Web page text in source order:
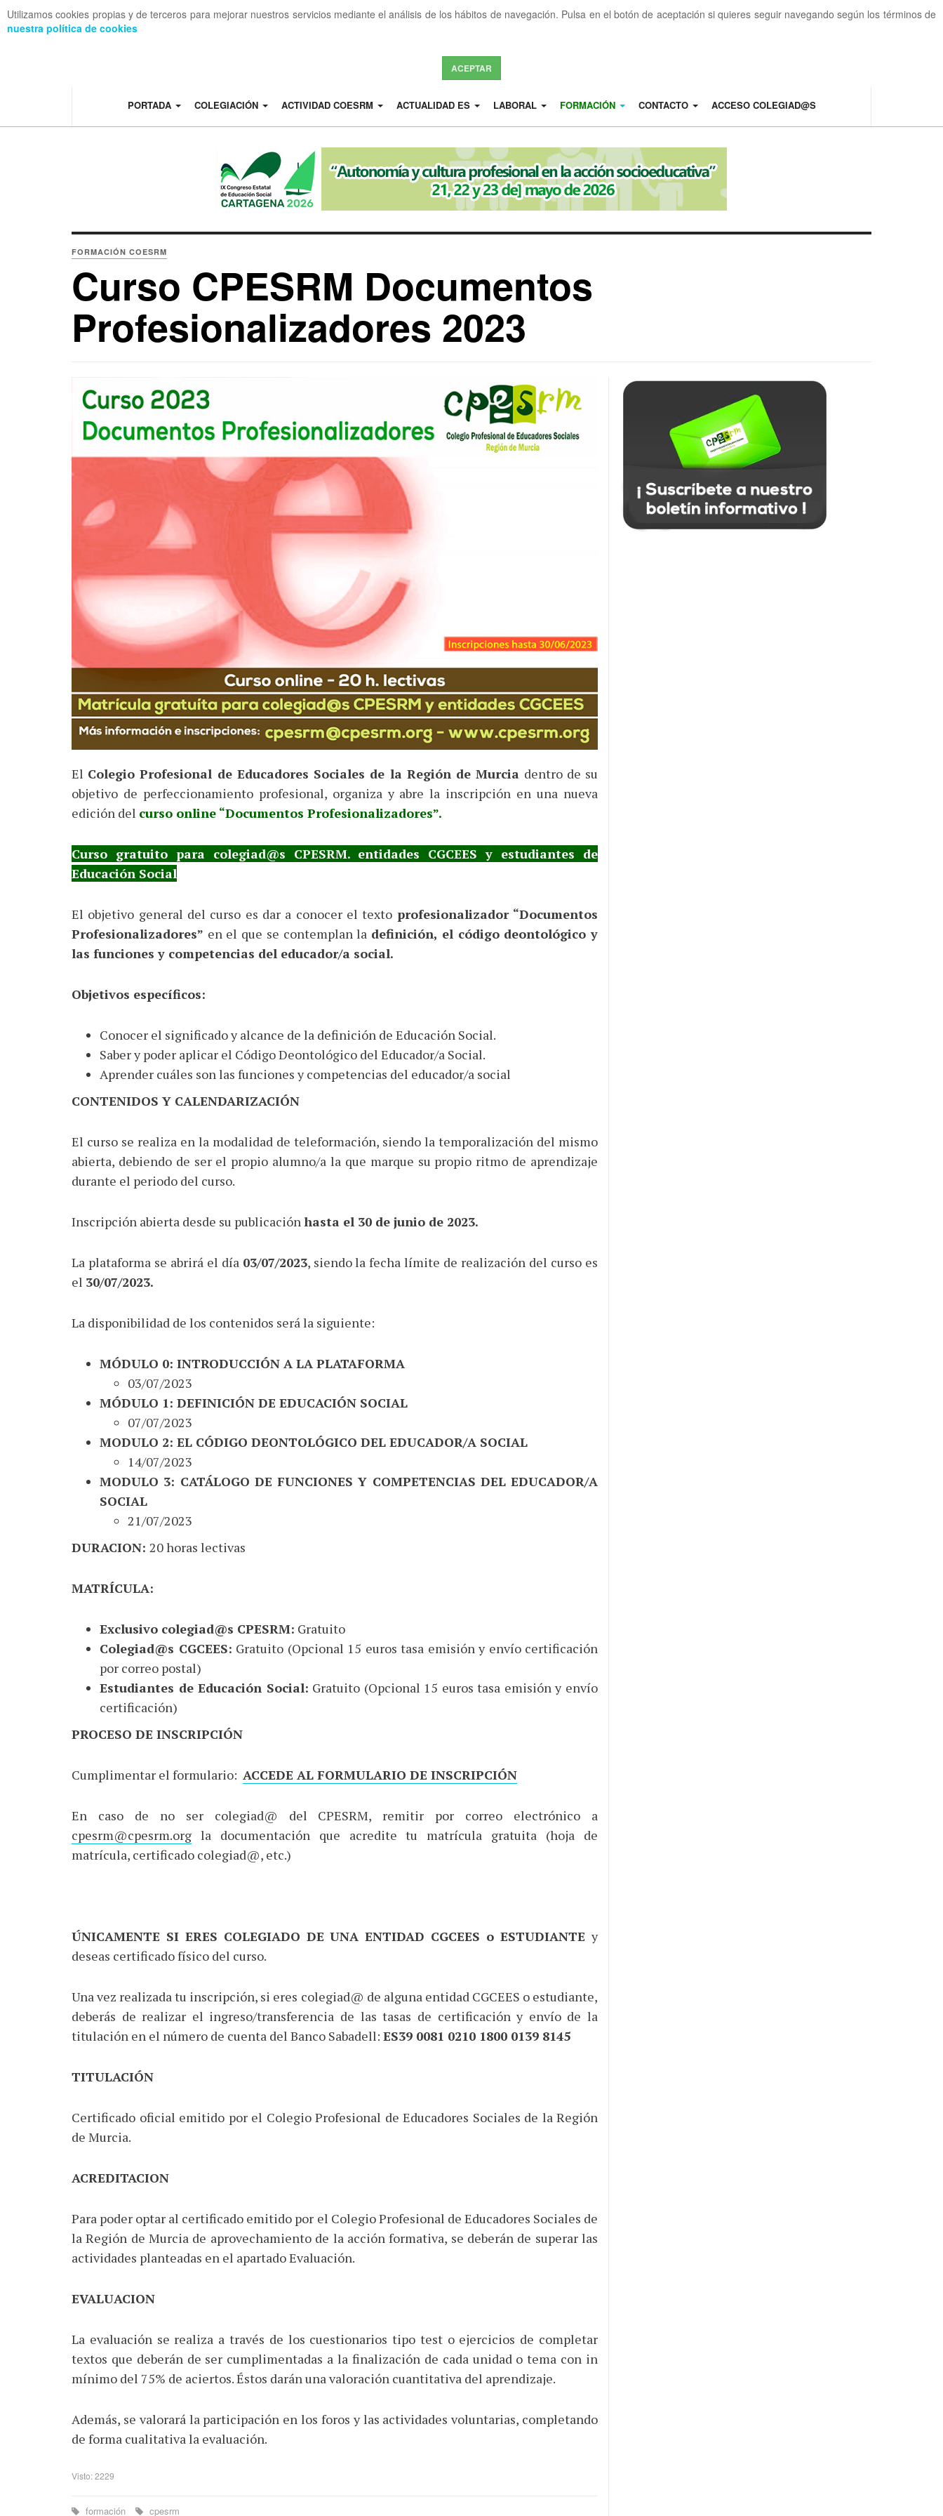
Utilizamos cookies propias y de terceros para mejorar nuestros servicios mediante el análisis de los hábitos de navegación. Pulsa en el botón de aceptación si quieres seguir navegando según los términos de
nuestra política de cookies
ACEPTAR
PORTADA COLEGIACIÓN ACTIVIDAD COESRM ACTUALIDAD ES LABORAL FORMACIÓN CONTACTO ACCESO COLEGIAD@S
FORMACIÓN COESRM
Curso CPESRM Documentos
Profesionalizadores 2023
El Colegio Profesional de Educadores Sociales de la Región de Murcia dentro de su
objetivo de perfeccionamiento profesional, organiza y abre la inscripción en una nueva
edición del curso online “Documentos Profesionalizadores”.
Curso gratuito para colegiad@s CPESRM. entidades CGCEES y estudiantes de
Educación Social
El objetivo general del curso es dar a conocer el texto profesionalizador “Documentos
Profesionalizadores” en el que se contemplan la definición, el código deontológico y
las funciones y competencias del educador/a social.
Objetivos específicos:
Conocer el significado y alcance de la definición de Educación Social.
Saber y poder aplicar el Código Deontológico del Educador/a Social.
Aprender cuáles son las funciones y competencias del educador/a social
CONTENIDOS Y CALENDARIZACIÓN
El curso se realiza en la modalidad de teleformación, siendo la temporalización del mismo
abierta, debiendo de ser el propio alumno/a la que marque su propio ritmo de aprendizaje
durante el periodo del curso.
Inscripción abierta desde su publicación hasta el 30 de junio de 2023.
La plataforma se abrirá el día 03/07/2023, siendo la fecha límite de realización del curso es
el 30/07/2023.
La disponibilidad de los contenidos será la siguiente:
MÓDULO 0: INTRODUCCIÓN A LA PLATAFORMA
03/07/2023
MÓDULO 1: DEFINICIÓN DE EDUCACIÓN SOCIAL
07/07/2023
MODULO 2: EL CÓDIGO DEONTOLÓGICO DEL EDUCADOR/A SOCIAL
14/07/2023
MODULO 3: CATÁLOGO DE FUNCIONES Y COMPETENCIAS DEL EDUCADOR/A
SOCIAL
21/07/2023
DURACION: 20 horas lectivas
MATRÍCULA:
Exclusivo colegiad@s CPESRM: Gratuito
Colegiad@s CGCEES: Gratuito (Opcional 15 euros tasa emisión y envío certificación
por correo postal)
Estudiantes de Educación Social: Gratuito (Opcional 15 euros tasa emisión y envío
certificación)
PROCESO DE INSCRIPCIÓN
Cumplimentar el formulario: ACCEDE AL FORMULARIO DE INSCRIPCIÓN
En caso de no ser colegiad@ del CPESRM, remitir por correo electrónico a
cpesrm@cpesrm.org la documentación que acredite tu matrícula gratuita (hoja de
matrícula, certificado colegiad@, etc.)
ÚNICAMENTE SI ERES COLEGIADO DE UNA ENTIDAD CGCEES o ESTUDIANTE y
deseas certificado físico del curso.
Una vez realizada tu inscripción, si eres colegiad@ de alguna entidad CGCEES o estudiante,
deberás de realizar el ingreso/transferencia de las tasas de certificación y envío de la
titulación en el número de cuenta del Banco Sabadell: ES39 0081 0210 1800 0139 8145
TITULACIÓN
Certificado oficial emitido por el Colegio Profesional de Educadores Sociales de la Región
de Murcia.
ACREDITACION
Para poder optar al certificado emitido por el Colegio Profesional de Educadores Sociales de
la Región de Murcia de aprovechamiento de la acción formativa, se deberán de superar las
actividades planteadas en el apartado Evaluación.
EVALUACION
La evaluación se realiza a través de los cuestionarios tipo test o ejercicios de completar
textos que deberán de ser cumplimentadas a la finalización de cada unidad o tema con in
mínimo del 75% de aciertos. Éstos darán una valoración cuantitativa del aprendizaje.
Además, se valorará la participación en los foros y las actividades voluntarias, completando
de forma cualitativa la evaluación.
Visto: 2229
formación cpesrm